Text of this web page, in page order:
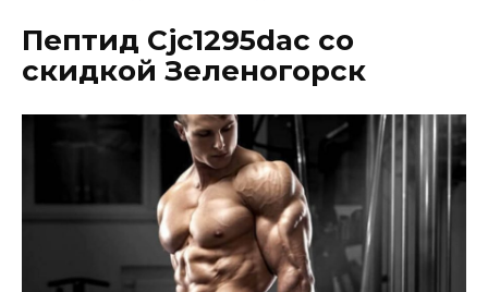
Пептид Cjc1295dac со
скидкой Зеленогорск